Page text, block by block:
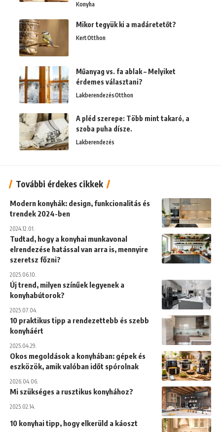
Konyha
Mikor tegyük ki a madáretetőt?
KertOtthon
Műanyag vs. fa ablak – Melyiket
érdemes választani?
LakberendezésOtthon
A pléd szerepe: Több mint takaró, a
szoba puha dísze.
Lakberendezés
További érdekes cikkek
Modern konyhák: design, funkcionalitás és
trendek 2024-ben
2024.12.01.
Tudtad, hogy a konyhai munkavonal
elrendezése hatással van arra is, mennyire
szeretsz főzni?
2025.06.10.
Új trend, milyen színűek legyenek a
konyhabútorok?
2025.07.04.
10 praktikus tipp a rendezettebb és szebb
konyháért
2025.04.29.
Okos megoldások a konyhában: gépek és
eszközök, amik valóban időt spórolnak
2026.04.06.
Mi szükséges a rusztikus konyhához?
2025.02.14.
10 konyhai tipp, hogy elkerüld a káoszt